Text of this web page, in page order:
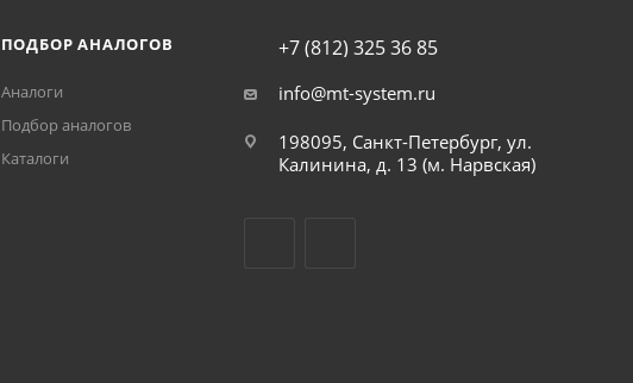
ПОДБОР АНАЛОГОВ
Аналоги
Подбор аналогов
Каталоги
+7 (812) 325 36 85
info@mt-system.ru
198095, Санкт-Петербург, ул.
Калинина, д. 13 (м. Нарвская)